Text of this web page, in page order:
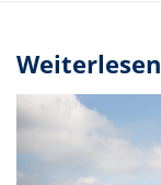
Weiterlesen